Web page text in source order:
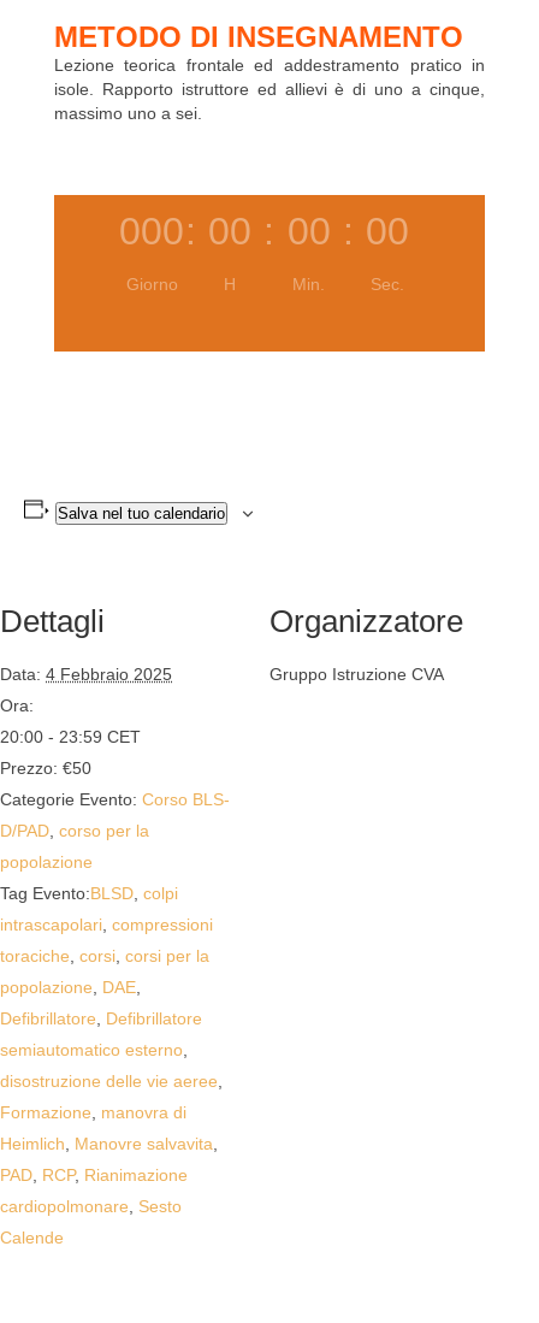
METODO DI INSEGNAMENTO
Lezione teorica frontale ed addestramento pratico in
isole. Rapporto istruttore ed allievi è di uno a cinque,
massimo uno a sei.
000
Giorno
: 00
H
: 00
Min.
: 00
Sec.
Salva nel tuo calendario
Dettagli
Data: 4 Febbraio 2025
Ora:
20:00 - 23:59 CET
Prezzo: €50
Categorie Evento: Corso BLS-
D/PAD corso per la
popolazione
Tag Evento:BLSD colpi
intrascapolari compressioni
toraciche corsi corsi per la
popolazione
DAE
Defibrillatore
Defibrillatore
semiautomatico esterno
disostruzione delle vie aeree
Formazione
manovra di
Heimlich
Manovre salvavita
PAD RCP, Rianimazione
cardiopolmonare
Sesto
Calende
Organizzatore
Gruppo Istruzione CVA